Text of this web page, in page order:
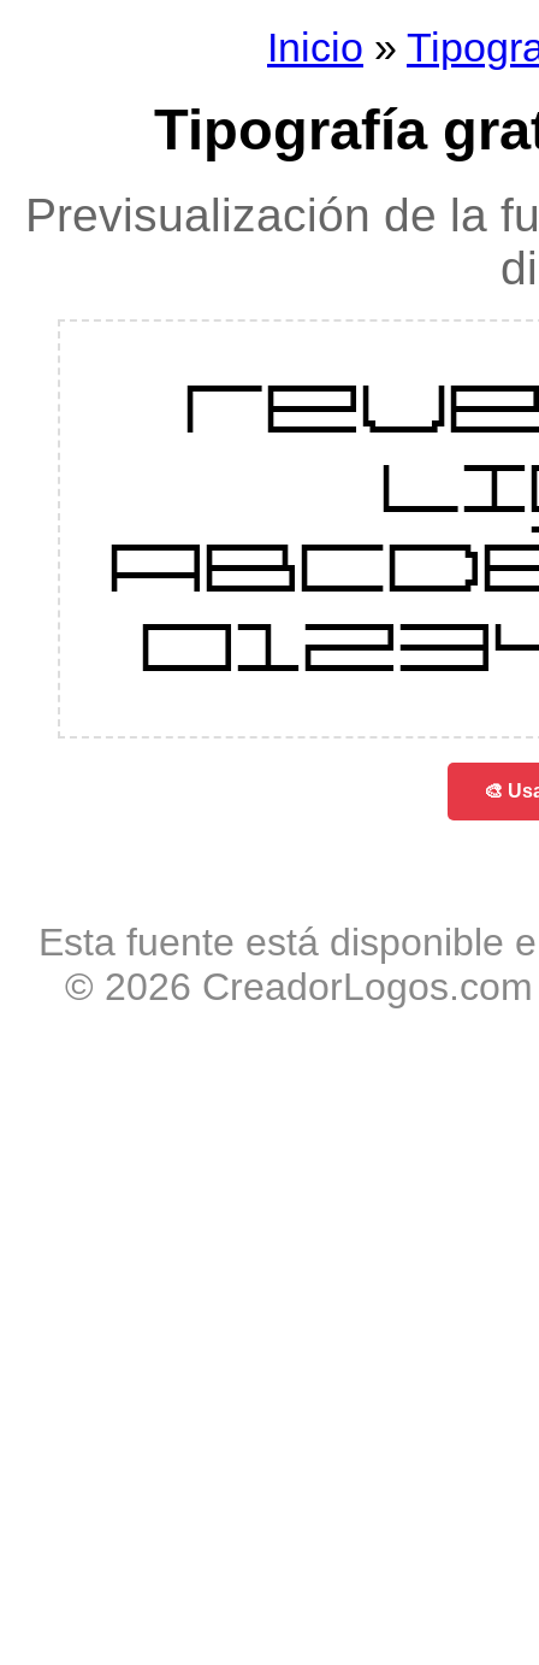
Inicio »
Tipografía
Previsualización de la
🎨
Esta fuente está disponible
© 2026